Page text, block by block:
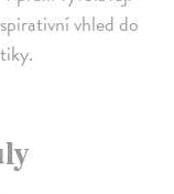
vhled do